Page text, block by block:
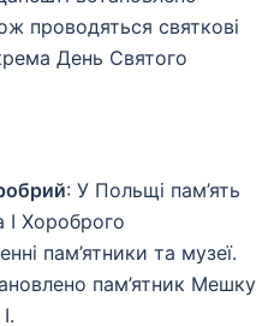
проводяться святкові
День Святого
: У Польщі пам’ять
I Хороброго
пам’ятники та музеї.
пам’ятник Мешку